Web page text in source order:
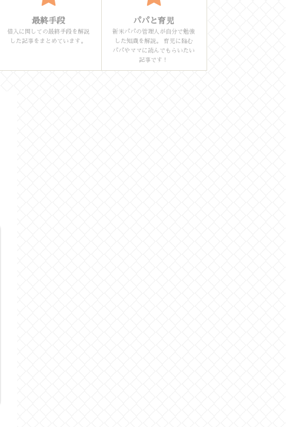
最終手段
借入に関しての最終手段を解説
した記事をまとめています。
パパと育児
新米パパの管理人が自分で勉強
した知識を解説。 育児に臨む
パパやママに読んでもらいたい
記事です！